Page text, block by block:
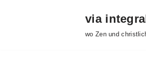
via
wo Zen und